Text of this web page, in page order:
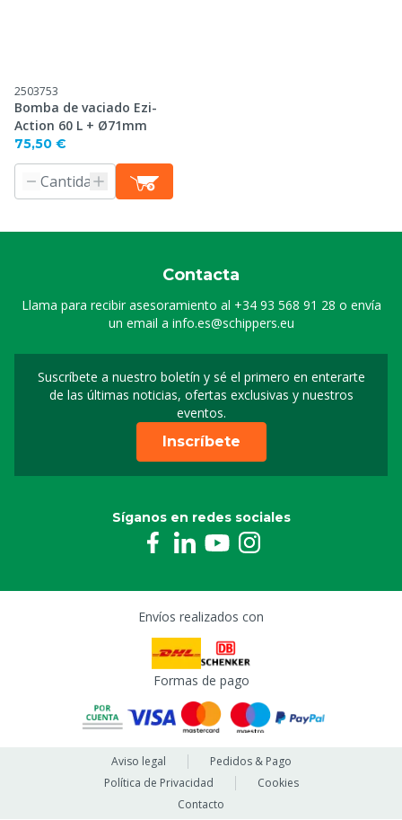
2503753
Bomba de vaciado Ezi-
Action 60 L + Ø71mm
75,50 €
Contacta
Llama para recibir asesoramiento al +34 93 568 91 28 o envía
un email a info.es@schippers.eu
Suscríbete a nuestro boletín y sé el primero en enterarte
de las últimas noticias, ofertas exclusivas y nuestros
eventos.
Suscripción a nuestro
Inscríbete
Síganos en redes sociales
Envíos realizados con
Formas de pago
Aviso legal
Pedidos & Pago
Política de Privacidad
Cookies
Contacto